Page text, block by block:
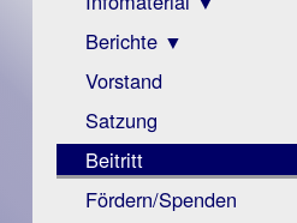
Visus
Zeitschrift
Monokular
Mac
Instagram-
Links
Berichte ▼
Archiv
Berichte
Vorstand
Satzung
Beitritt
Fördern/Spenden